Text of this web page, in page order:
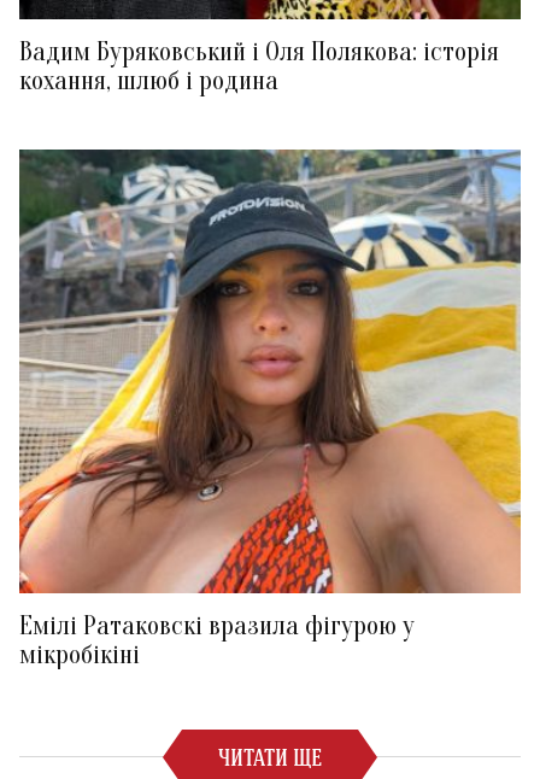
Вадим Буряковський і Оля Полякова: історія
кохання, шлюб і родина
Емілі Ратаковскі вразила фігурою у
мікробікіні
ЧИТАТИ ЩЕ